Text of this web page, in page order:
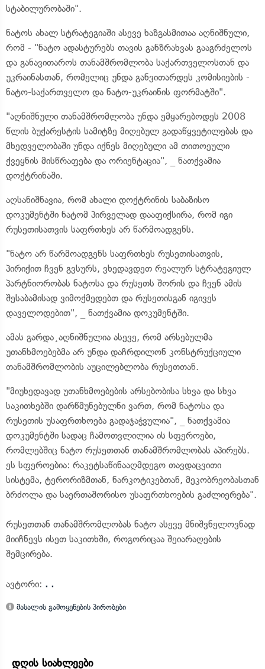
სტაბილურობაში".
ნატოს ახალ სტრატეგიაში ასევე ხაზგასმითაა აღნიშნული,
რომ - "ნატო ადასტურებს თავის განზრახვას გააგრძელოს
და განავითაროს თანამშრომლობა საქართველოსთან და
უკრაინასთან, რომელიც უნდა განვითარდეს კომისიების -
ნატო-საქართველო და ნატო-უკრაინის ფორმატში".
"აღნიშნული თანამშრომლობა უნდა ემყარებოდეს 2008
წლის ბუქარესტის სამიტზე მიღებულ გადაწყვეტილებას და
მხედველობაში უნდა იქნეს მიღებული ამ თითოეული
ქვეყნის მისწრაფება და ორიენტაცია", _ ნათქვამია
დოქტრინაში.
აღსანიშნავია, რომ ახალი დოქტრინის საბაზისო
დოკუმენტში ნატომ პირველად დააფიქსირა, რომ იგი
რუსეთისათვის საფრთხეს არ წარმოადგენს.
"ნატო არ წარმოადგენს საფრთხეს რუსეთისათვის,
პირიქით ჩვენ გვსურს, ვხედავდეთ რეალურ სტრატეგიულ
პარტნიორობას ნატოსა და რუსეთს შორის და ჩვენ ამის
შესაბამისად ვიმოქმედებთ და რუსეთისგან იგივეს
დაველოდებით", _ ნათქვამია დოკუმენტში.
ამას გარდა¸აღნიშნულია ასევე, რომ არსებულმა
უთანხმოებებმა არ უნდა დაჩრდილონ კონსტრუქციული
თანამშრომლობის აუცილებლობა რუსეთთან.
"მიუხედავად უთანხმოებების არსებობისა სხვა და სხვა
საკითხებში დარწმუნებულნი ვართ, რომ ნატოსა და
რუსეთის უსაფრთხოება გადაჯაჭვულია", _ ნათქვამია
დოკუმენტში სადაც ჩამოთვლილია ის სფეროები,
რომლებშიც ნატო რუსეთთან თანამშრომლობას აპირებს.
ეს სფეროებია: რაკეტსაწინააღმდეგო თავდაცვითი
სისტემა, ტერორიზმთან, ნარკოტიკებთან, მეკობრეობასთან
ბრძოლა და საერთაშორისო უსაფრთხოების გაძლიერება".
რუსეთთან თანამშრომლობას ნატო ასევე მნიშვნელოვნად
მიიჩნევს ისეთ საკითხში, როგორიცაა შეიარაღების
შემცირება.
ავტორი: . .
მასალის გამოყენების პირობები
დღის სიახლეები